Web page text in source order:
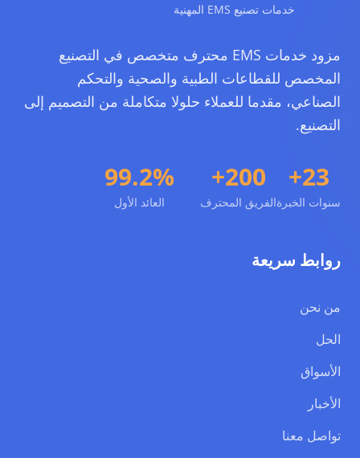
خدمات تصنيع EMS المهنية
مزود خدمات EMS محترف متخصص في التصنيع
المخصص للقطاعات الطبية والصحية والتحكم
الصناعي، مقدما للعملاء حلولا متكاملة من التصميم إلى
التصنيع.
23+
سنوات الخبرة
200+
الفريق المحترف
99.2%
العائد الأول
روابط سريعة
من نحن
الحل
الأسواق
الأخبار
تواصل معنا